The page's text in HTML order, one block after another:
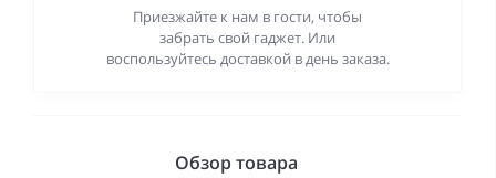
Приезжайте к нам в гости, чтобы
забрать свой гаджет. Или
воспользуйтесь доставкой в день заказа.
Обзор товара